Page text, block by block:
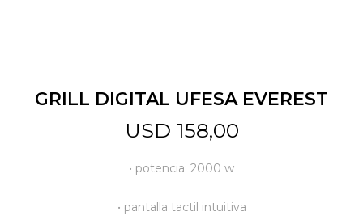
GRILL DIGITAL UFESA EVEREST
USD 158,00
• potencia: 2000 w
• pantalla tactil intuitiva
Jardín y Aire Libre